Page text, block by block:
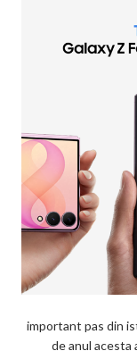
important pas din
de anul